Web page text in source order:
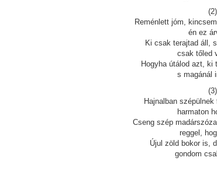
(2)
Reménlett jóm,
én ez
Ki csak terajtad áll,
csak tőled
Hogyha útálod azt, ki
s magánál
(3)
Hajnalban
harmaton
Cseng szép
reggel,
Újul zöld bokor is,
gondom csak